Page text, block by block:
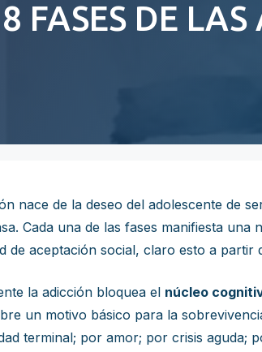
8 FASES DE
nace de la deseo del adolescente de
Cada una de las fases manifiesta una
de aceptación social, claro esto a partir
la adicción bloquea el núcleo
un motivo básico para la
terminal; por amor; por crisis aguda;